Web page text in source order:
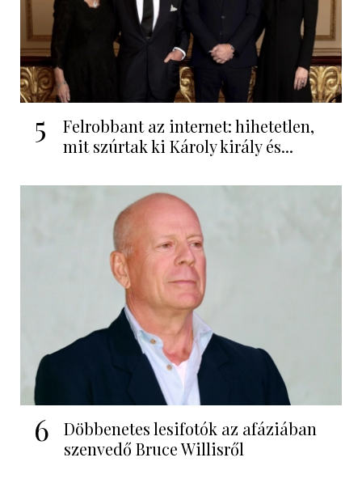
5
Felrobbant az internet: hihetetlen,
mit szúrtak ki Károly király és...
6
Döbbenetes lesifotók az afáziában
szenvedő Bruce Willisről